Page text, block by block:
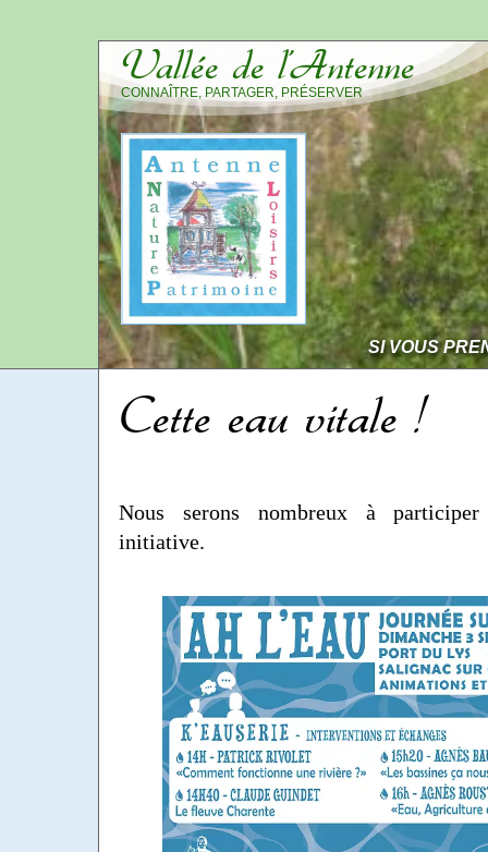
Vallée de l’Antenne
CONNAÎTRE, PARTAGER, PRÉSERVER
SI VOUS
Cette eau vitale !
Nous serons nombreux à
initiative.